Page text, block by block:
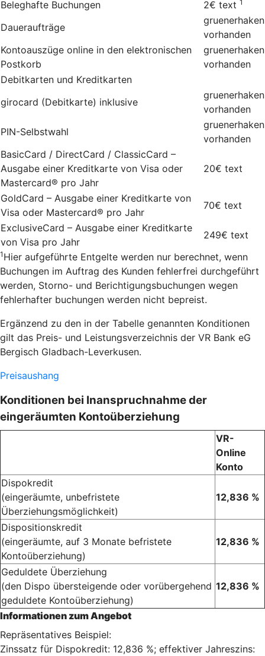
Beleghafte Buchungen 2€ text 1
Daueraufträge
gruenerhaken
vorhanden
Kontoauszüge online in den elektronischen
Postkorb
gruenerhaken
vorhanden
Debitkarten und Kreditkarten
girocard (Debitkarte) inklusive
gruenerhaken
vorhanden
PIN-Selbstwahl
gruenerhaken
vorhanden
BasicCard / DirectCard / ClassicCard –
Ausgabe einer Kreditkarte von Visa oder
Mastercard® pro Jahr
20€ text
GoldCard – Ausgabe einer Kreditkarte von
Visa oder Mastercard® pro Jahr
70€ text
ExclusiveCard – Ausgabe einer Kreditkarte
von Visa pro Jahr
249€ text
1 Hier aufgeführte Entgelte werden nur berechnet, wenn
Buchungen im Auftrag des Kunden fehlerfrei durchgeführt
werden, Storno- und Berichtigungsbuchungen wegen
fehlerhafter buchungen werden nicht bepreist.
Ergänzend zu den in der Tabelle genannten Konditionen
gilt das Preis- und Leistungsverzeichnis der VR Bank eG
Bergisch Gladbach-Leverkusen.
Preisaushang
Konditionen bei Inanspruchnahme der
eingeräumten Kontoüberziehung
VR-
Online
Konto
Dispokredit
(eingeräumte, unbefristete
Überziehungsmöglichkeit)
12,836 %
Dispositionskredit
(eingeräumte, auf 3 Monate befristete
Kontoüberziehung)
12,836 %
Geduldete Überziehung
(den Dispo übersteigende oder vorübergehend
geduldete Kontoüberziehung)
12,836 %
Informationen zum Angebot
Repräsentatives Beispiel:
Zinssatz für Dispokredit: 12,836 %; effektiver Jahreszins: